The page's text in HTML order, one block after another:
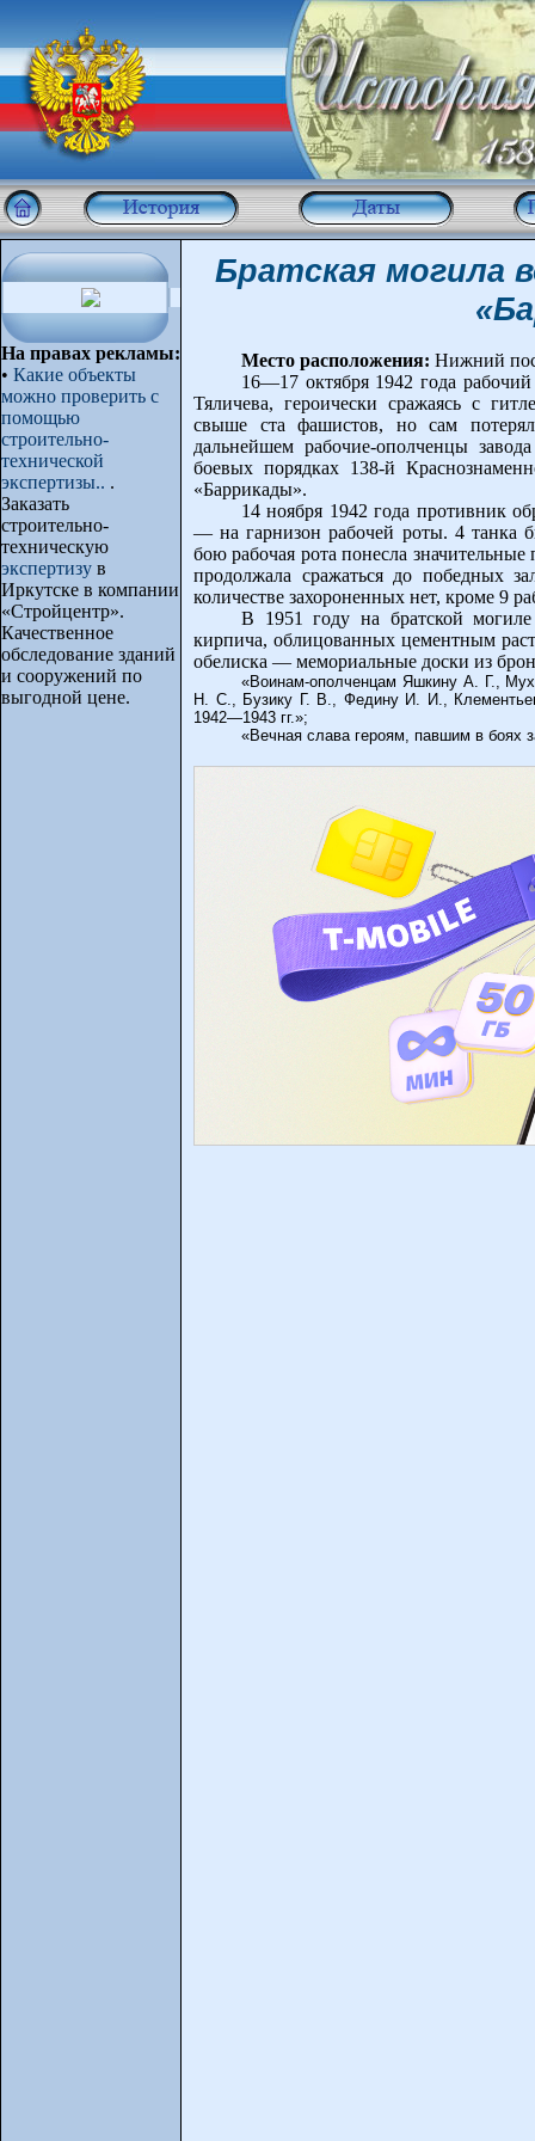
На правах рекламы:
• Какие объекты
можно проверить с
помощью
строительно-
технической
экспертизы.. .
Заказать
строительно-
техническую
экспертизу в
Иркутске в компании
«Стройцентр».
Качественное
обследование зданий
и сооружений по
выгодной цене.
Братская могила
Место расположения: Нижний
16—17 октября 1942 года
Тяличева, героически сражаясь с
свыше ста фашистов, но сам
дальнейшем рабочие-ополченцы
боевых порядках 138-й
«Баррикады».
14 ноября 1942 года противник
— на гарнизон рабочей роты. 4
бою рабочая рота понесла
продолжала сражаться до победных
количестве захороненных нет, кроме 9
В 1951 году на братской
кирпича, облицованных цементным
обелиска — мемориальные доски из
«Воинам-ополченцам Яшкину А. Г.,
Н. С., Бузику Г. В., Федину И. И.,
1942—1943 гг.»;
«Вечная слава героям, павшим в боях